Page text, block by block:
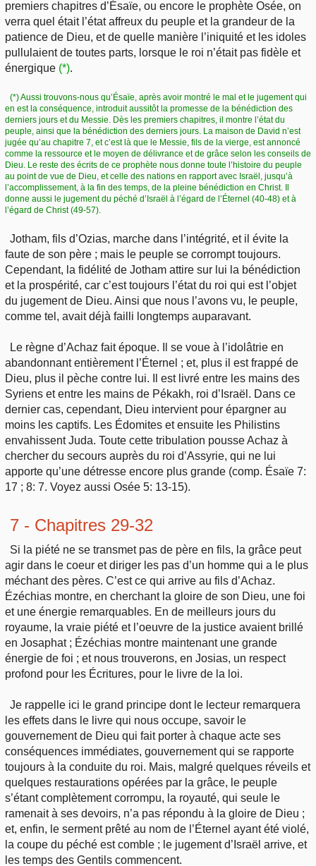
premiers chapitres d’Ésaïe, ou encore le prophète Osée, on
verra quel était l’état affreux du peuple et la grandeur de la
patience de Dieu, et de quelle manière l’iniquité et les idoles
pullulaient de toutes parts, lorsque le roi n’était pas fidèle et
énergique (*).
(*) Aussi trouvons-nous qu’Ésaïe, après avoir montré le mal et le jugement qui
en est la conséquence, introduit aussitôt la promesse de la bénédiction des
derniers jours et du Messie. Dès les premiers chapitres, il montre l’état du
peuple, ainsi que la bénédiction des derniers jours. La maison de David n’est
jugée qu’au chapitre 7, et c’est là que le Messie, fils de la vierge, est annoncé
comme la ressource et le moyen de délivrance et de grâce selon les conseils de
Dieu. Le reste des écrits de ce prophète nous donne toute l’histoire du peuple
au point de vue de Dieu, et celle des nations en rapport avec Israël, jusqu’à
l’accomplissement, à la fin des temps, de la pleine bénédiction en Christ. Il
donne aussi le jugement du péché d’Israël à l’égard de l’Éternel (40-48) et à
l’égard de Christ (49-57).
Jotham, fils d’Ozias, marche dans l’intégrité, et il évite la
faute de son père ; mais le peuple se corrompt toujours.
Cependant, la fidélité de Jotham attire sur lui la bénédiction
et la prospérité, car c’est toujours l’état du roi qui est l’objet
du jugement de Dieu. Ainsi que nous l’avons vu, le peuple,
comme tel, avait déjà failli longtemps auparavant.
Le règne d’Achaz fait époque. Il se voue à l’idolâtrie en
abandonnant entièrement l’Éternel ; et, plus il est frappé de
Dieu, plus il pèche contre lui. Il est livré entre les mains des
Syriens et entre les mains de Pékakh, roi d’Israël. Dans ce
dernier cas, cependant, Dieu intervient pour épargner au
moins les captifs. Les Édomites et ensuite les Philistins
envahissent Juda. Toute cette tribulation pousse Achaz à
chercher du secours auprès du roi d’Assyrie, qui ne lui
apporte qu’une détresse encore plus grande (comp. Ésaïe 7:
17 ; 8: 7. Voyez aussi Osée 5: 13-15).
7 - Chapitres 29-32
Si la piété ne se transmet pas de père en fils, la grâce peut
agir dans le coeur et diriger les pas d’un homme qui a le plus
méchant des pères. C’est ce qui arrive au fils d’Achaz.
Ézéchias montre, en cherchant la gloire de son Dieu, une foi
et une énergie remarquables. En de meilleurs jours du
royaume, la vraie piété et l’oeuvre de la justice avaient brillé
en Josaphat ; Ézéchias montre maintenant une grande
énergie de foi ; et nous trouverons, en Josias, un respect
profond pour les Écritures, pour le livre de la loi.
Je rappelle ici le grand principe dont le lecteur remarquera
les effets dans le livre qui nous occupe, savoir le
gouvernement de Dieu qui fait porter à chaque acte ses
conséquences immédiates, gouvernement qui se rapporte
toujours à la conduite du roi. Mais, malgré quelques réveils et
quelques restaurations opérées par la grâce, le peuple
s’étant complètement corrompu, la royauté, qui seule le
ramenait à ses devoirs, n’a pas répondu à la gloire de Dieu ;
et, enfin, le serment prêté au nom de l’Éternel ayant été violé,
la coupe du péché est comble ; le jugement d’Israël arrive, et
les temps des Gentils commencent.